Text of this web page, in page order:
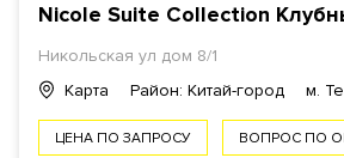
Nicole Suite Collection
Никольская ул дом 8/1
Карта
Район: Китай-город м.
ЦЕНА ПО ЗАПРОСУ ВОПРОС ПО